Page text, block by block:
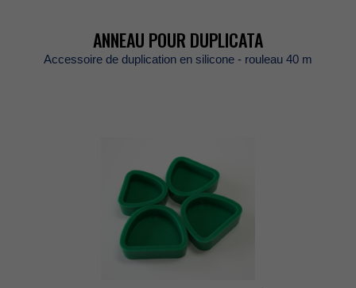
ANNEAUPOURDUPLICATA
Accessoirededuplicationensilicone-rouleau40m